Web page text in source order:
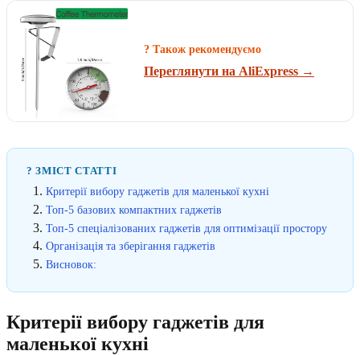
? Також рекомендуємо
Переглянути на AliExpress →
? ЗМІСТ СТАТТІ
Критерії вибору гаджетів для маленької кухні
Топ-5 базових компактних гаджетів
Топ-5 спеціалізованих гаджетів для оптимізації простору
Організація та зберігання гаджетів
Висновок:
Критерії вибору гаджетів для
маленької кухні